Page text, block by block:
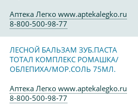
Аптека Легко www.aptekalegko.ru
8-800-500-98-77
ЛЕСНОЙ БАЛЬЗАМ ЗУБ.ПАСТА
ТОТАЛ КОМПЛЕКС РОМАШКА/
ОБЛЕПИХА/МОР.СОЛЬ 75МЛ.
Аптека Легко www.aptekalegko.ru
8-800-500-98-77